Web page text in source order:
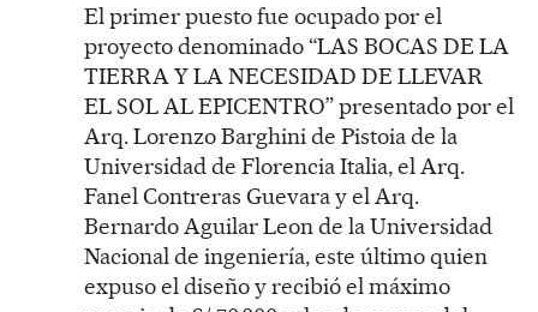
El primer puesto fue ocupado por el
proyecto denominado “LAS BOCAS DE LA
TIERRA Y LA NECESIDAD DE LLEVAR
EL SOL AL EPICENTRO” presentado por el
Arq. Lorenzo Barghini de Pistoia de la
Universidad de Florencia Italia, el Arq.
Fanel Contreras Guevara y el Arq.
Bernardo Aguilar Leon de la Universidad
Nacional de ingeniería, este último quien
expuso el diseño y recibió el máximo